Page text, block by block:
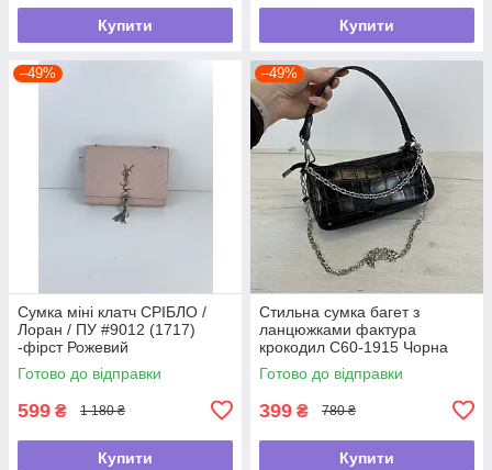
Купити Купити
–49%
Сумка міні клатч СРІБЛО /
Лоран / ПУ #9012 (1717)
-фірст Рожевий
Готово до відправки
599 ₴ 1 180 ₴
Купити
–49%
Стильна сумка багет з
ланцюжками фактура
крокодил С60-1915 Чорна
Готово до відправки
399 ₴ 780 ₴
Купити